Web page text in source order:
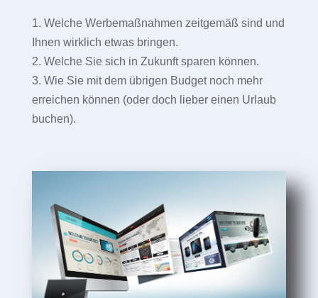
1. Welche Werbemaßnahmen zeitgemäß sind und
Ihnen wirklich etwas bringen.
2. Welche Sie sich in Zukunft sparen können.
3. Wie Sie mit dem übrigen Budget noch mehr
erreichen können (oder doch lieber einen Urlaub
buchen).